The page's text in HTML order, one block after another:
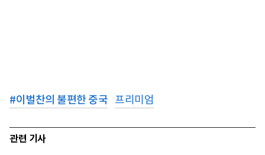
#이벌찬의 불편한 중국 프리미엄
관련 기사